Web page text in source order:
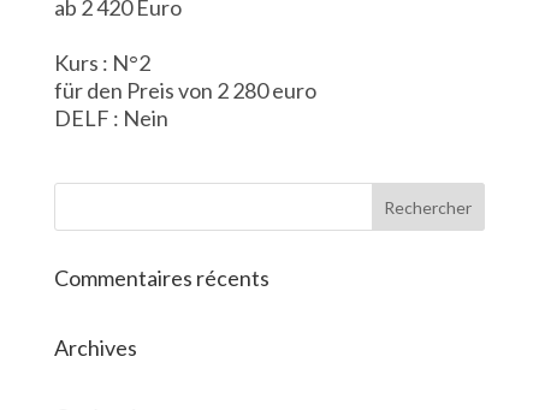
ab 2 420 Euro
Kurs : N°2
für den Preis von 2 280 euro
DELF : Nein
Commentaires récents
Archives